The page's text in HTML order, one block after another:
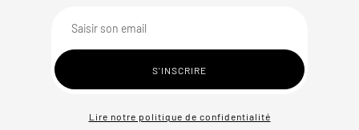
Lire notre politique de confidentialité